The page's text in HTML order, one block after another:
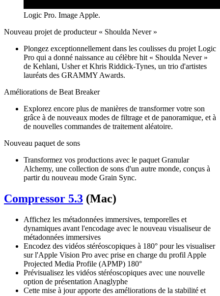
Logic Pro. Image Apple.
Nouveau projet de producteur « Shoulda Never »
Plongez exceptionnellement dans les coulisses du projet Logic
Pro qui a donné naissance au célèbre hit « Shoulda Never »
de Kehlani, Usher et Khris Riddick-Tynes, un trio d'artistes
lauréats des GRAMMY Awards.
Améliorations de Beat Breaker
Explorez encore plus de manières de transformer votre son
grâce à de nouveaux modes de filtrage et de panoramique, et à
de nouvelles commandes de traitement aléatoire.
Nouveau paquet de sons
Transformez vos productions avec le paquet Granular
Alchemy, une collection de sons d'un autre monde, conçus à
partir du nouveau mode Grain Sync.
Compressor 5.3 (Mac)
Affichez les métadonnées immersives, temporelles et
dynamiques avant l'encodage avec le nouveau visualiseur de
métadonnées immersives
Encodez des vidéos stéréoscopiques à 180° pour les visualiser
sur l'Apple Vision Pro avec prise en charge du profil Apple
Projected Media Profile (APMP) 180°
Prévisualisez les vidéos stéréoscopiques avec une nouvelle
option de présentation Anaglyphe
Cette mise à jour apporte des améliorations de la stabilité et